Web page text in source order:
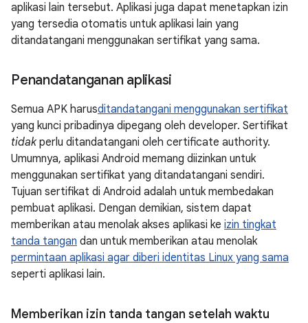
aplikasi lain tersebut. Aplikasi juga dapat menetapkan izin
yang tersedia otomatis untuk aplikasi lain yang
ditandatangani menggunakan sertifikat yang sama.
Penandatanganan aplikasi
Semua APK harusditandatangani menggunakan sertifikat
yang kunci pribadinya dipegang oleh developer. Sertifikat
tidakperlu ditandatangani oleh certificate authority.
Umumnya, aplikasi Android memang diizinkan untuk
menggunakan sertifikat yang ditandatangani sendiri.
Tujuan sertifikat di Android adalah untuk membedakan
pembuat aplikasi. Dengan demikian, sistem dapat
memberikan atau menolak akses aplikasi ke izin tingkat
tanda tangan dan untuk memberikan atau menolak
permintaan aplikasi agar diberi identitas Linux yang sama
seperti aplikasi lain.
Memberikan izin tanda tangan setelah waktu